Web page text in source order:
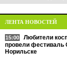
ЛЕНТА НОВОСТЕЙ
15:00
Любители
провели фестиваль
Норильске